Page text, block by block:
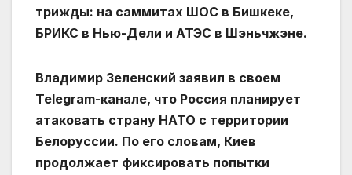
трижды: на саммитах ШОС в Бишкеке,
БРИКС в Нью-Дели и АТЭС в Шэньчжэне.
Владимир Зеленский заявил в своем
Telegram-канале, что Россия планирует
атаковать страну НАТО с территории
Белоруссии. По его словам, Киев
продолжает фиксировать попытки